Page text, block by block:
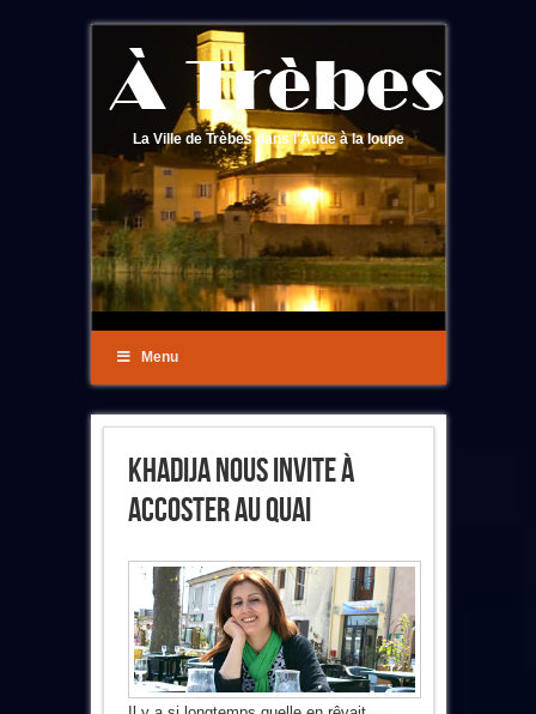
La Ville de Trèbes dans l'Aude à la loupe
Menu
Khadija Nous Invite À
Accoster Au Quai